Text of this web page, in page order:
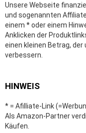
Unsere Webseite
und sogenannten
einem * oder einem
Anklicken der
einen kleinen Betrag,
verbessern.
HINWEIS
* = Afilliate-Link
Als Amazon-Partner
Käufen.